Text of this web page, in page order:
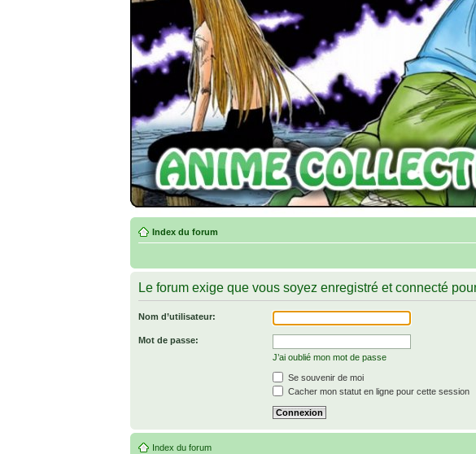
Index du forum
Le forum exige que vous soyez enregistré et connecté
Nom d’utilisateur:
Mot de passe:
J’ai oublié mon mot de passe
Se souvenir de moi
Cacher mon statut en ligne pour cette session
Index du forum